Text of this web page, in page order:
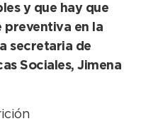
y que hay que
preventiva en la
secretaria de
Sociales, Jimena